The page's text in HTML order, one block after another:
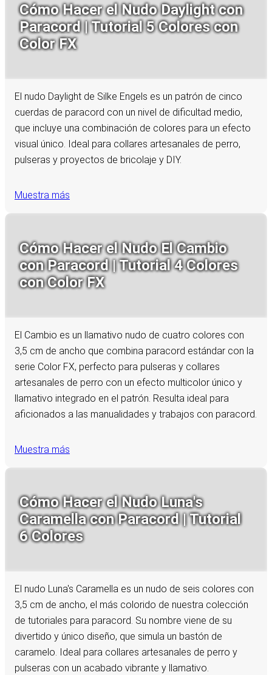
Cómo Hacer el Nudo Daylight con
Paracord | Tutorial 5 Colores con
Color FX
El nudo Daylight de Silke Engels es un patrón de cinco
cuerdas de paracord con un nivel de dificultad medio,
que incluye una combinación de colores para un efecto
visual único. Ideal para collares artesanales de perro,
pulseras y proyectos de bricolaje y DIY.
Muestra más
Cómo Hacer el Nudo El Cambio
con Paracord | Tutorial 4 Colores
con Color FX
El Cambio es un llamativo nudo de cuatro colores con
3,5 cm de ancho que combina paracord estándar con la
serie Color FX, perfecto para pulseras y collares
artesanales de perro con un efecto multicolor único y
llamativo integrado en el patrón. Resulta ideal para
aficionados a las manualidades y trabajos con paracord.
Muestra más
Cómo Hacer el Nudo Luna's
Caramella con Paracord | Tutorial
6 Colores
El nudo Luna's Caramella es un nudo de seis colores con
3,5 cm de ancho, el más colorido de nuestra colección
de tutoriales para paracord. Su nombre viene de su
divertido y único diseño, que simula un bastón de
caramelo. Ideal para collares artesanales de perro y
pulseras con un acabado vibrante y llamativo.